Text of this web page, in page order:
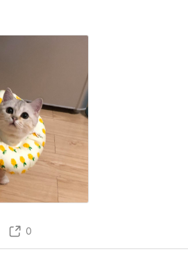
0